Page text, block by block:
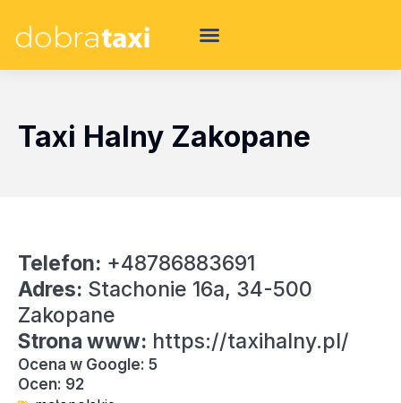
Taxi Halny Zakopane
Telefon: +48786883691
Adres: Stachonie 16a, 34-500
Zakopane
Strona www: https://taxihalny.pl/
Ocena w Google: 5
Ocen: 92